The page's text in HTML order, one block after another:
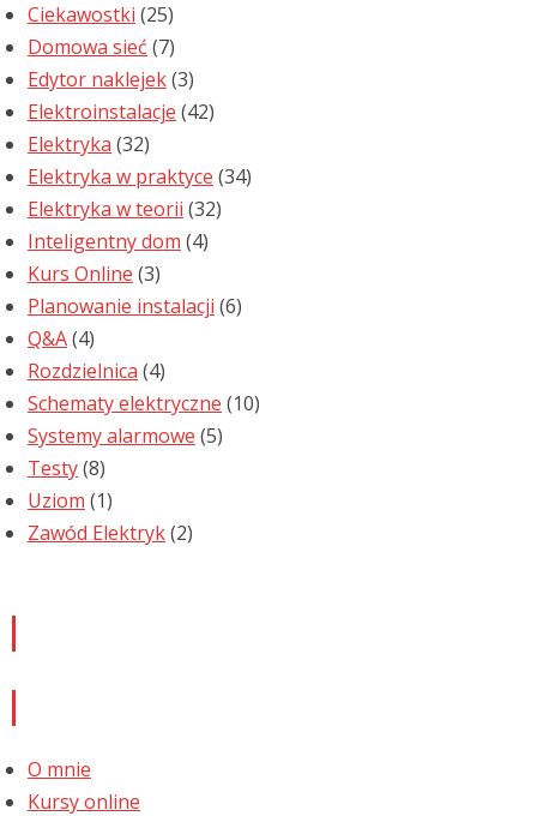
Ciekawostki (25)
Domowa sieć (7)
Edytor naklejek(3)
Elektroinstalacje (42)
Elektryka (32)
Elektryka w praktyce (34)
Elektryka w teorii (32)
Inteligentny dom (4)
Kurs Online (3)
Planowanie instalacji (6)
Q&A(4)
Rozdzielnica (4)
Schematy elektryczne (10)
Systemy alarmowe (5)
Testy(8)
Uziom (1)
Zawód Elektryk(2)
O mnie
Kursy online